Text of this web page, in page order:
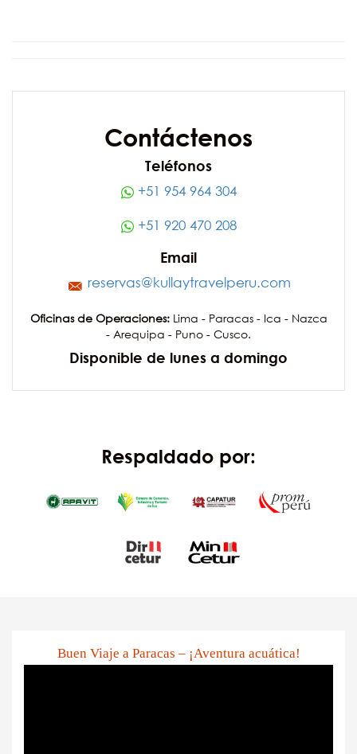
Contáctenos
Teléfonos
+51 954 964 304
+51 920 470 208
Email
reservas@kullaytravelperu.com
Oficinas de Operaciones:Lima - Paracas - Ica - Nazca
- Arequipa - Puno - Cusco.
Disponible de lunes a domingo
Respaldado por:
Buen Viaje a Paracas – ¡Aventura acuática!